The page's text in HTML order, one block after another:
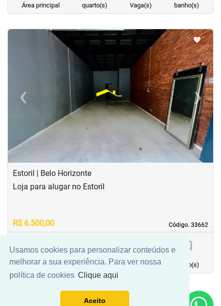
Usamos cookies para personalizar conteúdos e
melhorar a sua experiência. Para ver nossa
política de cookies Clique aqui
AceitoMais Filtros
Área principal
quarto(s)
Vaga(s)
banho(s)
<
‹Previous ›Next
Estoril | Belo Horizonte
Código. 33662
Código. 33662
Loja para alugar no Estoril
R$ 6.500,00
Área principal
quarto(s)
Vaga(s)
banho(s)